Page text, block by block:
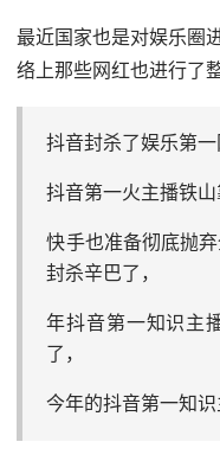
最近国家也是对娱乐圈
络上那些网红也进行了
抖音封杀了娱乐第一
抖音第一火主播铁山
快手也准备彻底抛
封杀辛巴了，
年抖音第一知识主
了，
今年的抖音第一知